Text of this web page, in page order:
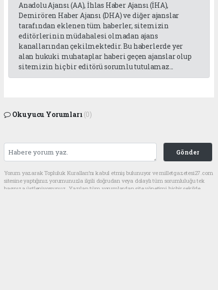
Anadolu Ajansı (AA), İhlas Haber Ajansı (İHA),
Demirören Haber Ajansı (DHA) ve diğer ajanslar
tarafından eklenen tüm haberler, sitemizin
editörlerinin müdahalesi olmadan ajans
kanallarından çekilmektedir. Bu haberlerde yer
alan hukuki muhataplar haberi geçen ajanslar olup
sitemizin hiç bir editörü sorumlu tutulamaz...
Okuyucu Yorumları (0)
Gönder
Yorum yazarak Topluluk Kuralları’nı kabul etmiş bulunuyor ve milletgazetesi27.com
sitesine yaptığınız yorumunuzla ilgili doğrudan veya dolaylı tüm sorumluluğu tek
başınıza üstleniyorsunuz. Yazılan tüm yorumlardan site yönetimi hiçbir şekilde